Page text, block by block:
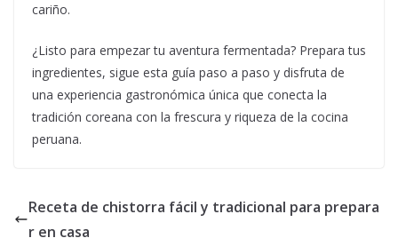
cariño.
¿Listo para empezar tu aventura fermentada? Prepara tus
ingredientes, sigue esta guía paso a paso y disfruta de
una experiencia gastronómica única que conecta la
tradición coreana con la frescura y riqueza de la cocina
peruana.
Receta de chistorra fácil y tradicional para prepara
r en casa